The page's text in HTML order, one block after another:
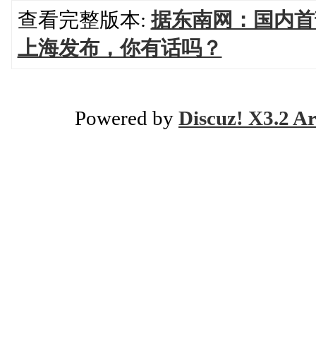
查看完整版本: 据东南网：国内
上海发布，你有话吗？
Powered by Discuz! X3.2